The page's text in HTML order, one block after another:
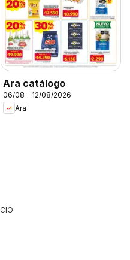
Ara catálogo
06/08 - 12/08/2026
Ara